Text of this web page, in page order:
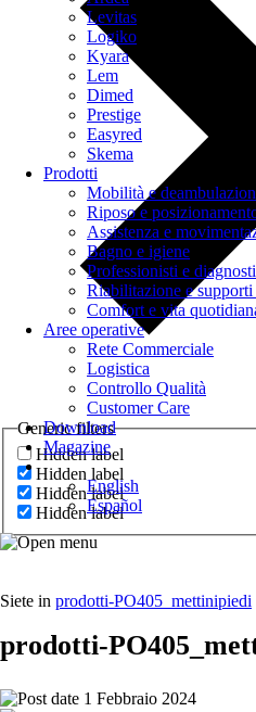
Generic filters
Hidden label
Hidden label
Hidden label
Hidden label
Levitas
Logiko
Kyara
Lem
Dimed
Prestige
Easyred
Skema
Prodotti
Mobilità e
Riposo e
Assistenza e
Bagno e igiene
Professionisti e
Riabilitazione e
Comfort e vita
Aree operative
Rete Commerciale
Logistica
Controllo Qualità
Customer Care
Download
Magazine
English
Español
Siete in prodotti-PO405_mettinipiedi
prodotti-
1 Febbraio 2024